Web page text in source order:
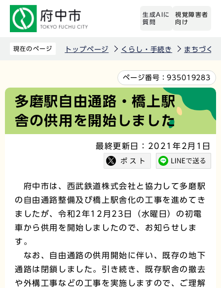
先
生成AIに
質問
視覚障害者
向け
現在のページ トップページ くらし・手続き まちづく
文
か
ページ番号：935019283
多磨駅自由通路・橋上駅
舎の供用を開始しました
最終更新日：2021年2月1日
府中市は、西武鉄道株式会社と協力して多磨駅
の自由通路整備及び橋上駅舎化の工事を進めてき
ましたが、令和2年12月23日（水曜日）の初電
車から供用を開始しましたので、お知らせしま
す。
なお、自由通路の供用開始に伴い、既存の地下
通路は閉鎖しました。引き続き、既存駅舎の撤去
や外構工事などの工事を実施しますので、ご理解